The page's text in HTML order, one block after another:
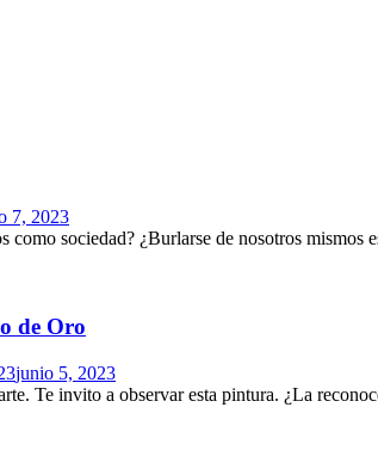
7, 2023
sociedad? ¿Burlarse de nosotros mismos
de Oro
junio 5, 2023
Te invito a observar esta pintura. ¿La